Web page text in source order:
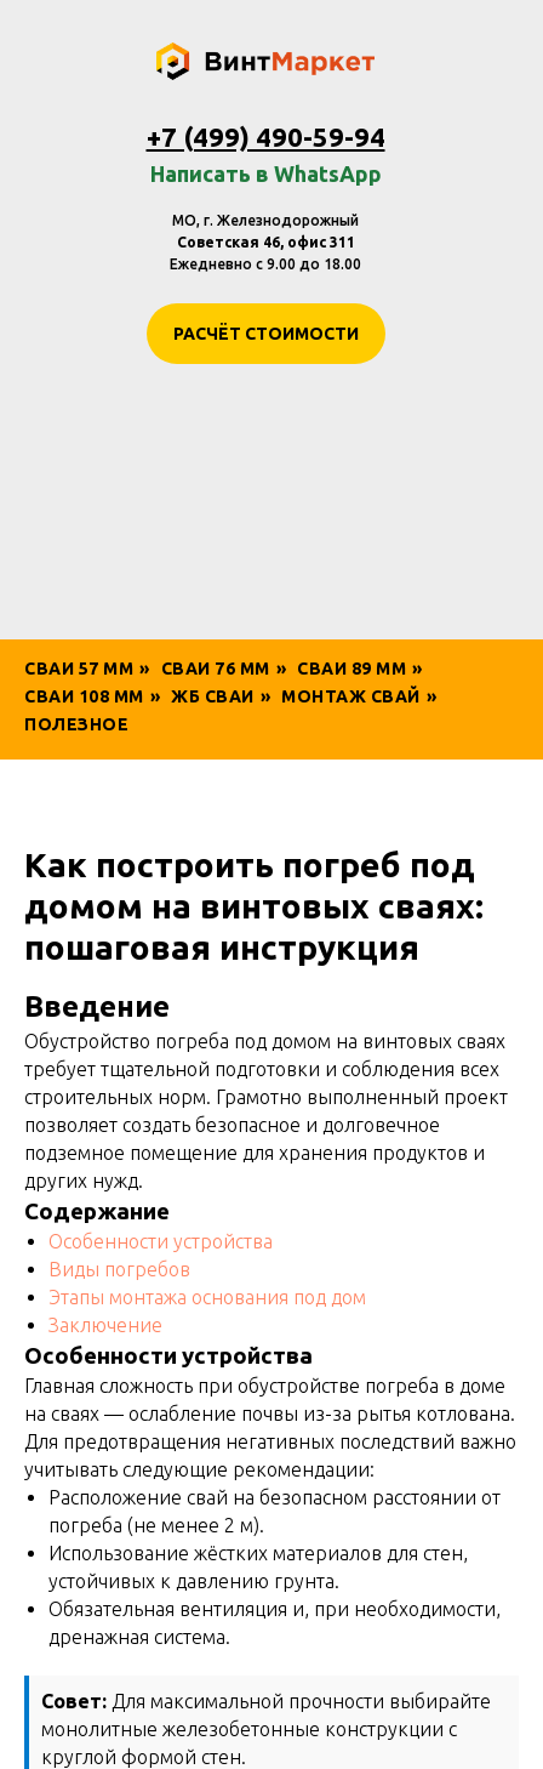
+7 (499) 490-59-94
Написать в WhatsApp
МО, г. Железнодорожный
Советская 46, офис 311
Ежедневно с 9.00 до 18.00
РАСЧЁТ СТОИМОСТИ
СВАИ 57 ММ » СВАИ 76 ММ » СВАИ 89 ММ »
СВАИ 108 ММ » ЖБ СВАИ » МОНТАЖ СВАЙ »
ПОЛЕЗНОЕ
Как построить погреб под
домом на винтовых сваях:
пошаговая инструкция
Введение
Обустройство погреба под домом на винтовых сваях
требует тщательной подготовки и соблюдения всех
строительных норм. Грамотно выполненный проект
позволяет создать безопасное и долговечное
подземное помещение для хранения продуктов и
других нужд.
Содержание
Особенности устройства
Виды погребов
Этапы монтажа основания под дом
Заключение
Особенности устройства
Главная сложность при обустройстве погреба в доме
на сваях — ослабление почвы из-за рытья котлована.
Для предотвращения негативных последствий важно
учитывать следующие рекомендации:
Расположение свай на безопасном расстоянии от
погреба (не менее 2 м).
Использование жёстких материалов для стен,
устойчивых к давлению грунта.
Обязательная вентиляция и, при необходимости,
дренажная система.
Совет: Для максимальной прочности выбирайте
монолитные железобетонные конструкции с
круглой формой стен.